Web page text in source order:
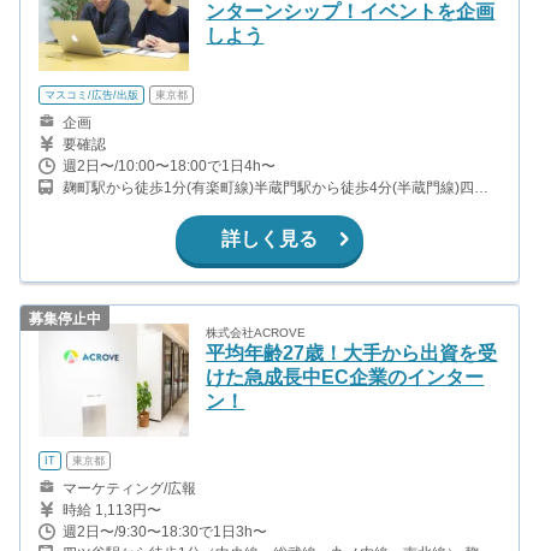
ンターンシップ！イベントを企画
しよう
マスコミ/広告/出版 東京都
企画
要確認
週2日〜/10:00〜18:00で1日4h〜
麹町駅から徒歩1分(有楽町線)半蔵門駅から徒歩4分(半蔵門線)四ッ
詳しく見る
募集停止中
株式会社ACROVE
平均年齢27歳！大手から出資を受
けた急成長中EC企業のインター
ン！
IT 東京都
マーケティング/広報
時給 1,113円〜
週2日〜/9:30〜18:30で1日3h〜